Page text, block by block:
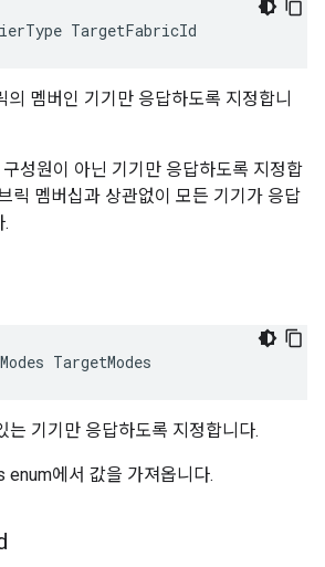
TargetFabricId
멤버인 기기만 응답하도록 지정합니
성원이 아닌 기기만 응답하도록 지정합
릭 멤버십과 상관없이 모든 기기가 응답
.
TargetModes
는 기기만 응답하도록 지정합니다.
에서 값을 가져옵니다.